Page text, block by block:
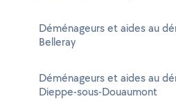
Déménageurs et aides au
Belleray
Déménageurs et aides au
Dieppe-sous-Douaumont